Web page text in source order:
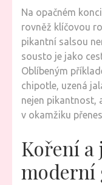
Na opačném
rovněž klíčovou
pikantní salsou
sousto je jako
Oblíbeným
chipotle, uzená
nejen pikantnost,
v okamžiku
Koření a
moderní